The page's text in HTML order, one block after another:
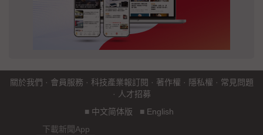
關於我們 · 會員服務 · 科技產業報訂閱 · 著作權 · 隱私權 · 常見問題
· 人才招募
■ 中文简体版 ■ English
下載新聞App